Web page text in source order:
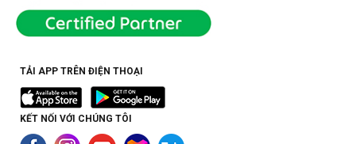
TẢI APP TRÊN ĐIỆN THOẠI
KẾT NỐI VỚI CHÚNG TÔI